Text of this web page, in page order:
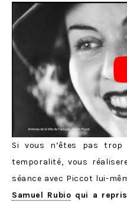
Si vous n’êtes pas
temporalité, vous
séance avec Piccot lui-
Samuel Rubio qui a